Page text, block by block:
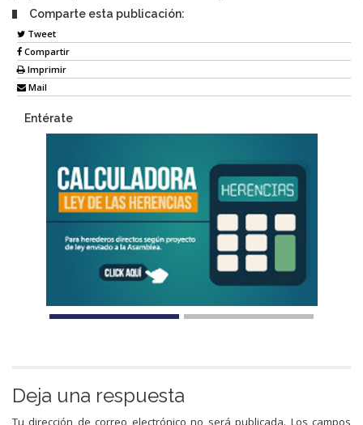
Comparte esta publicación:
Tweet
Compartir
Imprimir
Mail
Entérate
Deja una respuesta
Tu dirección de correo electrónico no será publicada. Los campos